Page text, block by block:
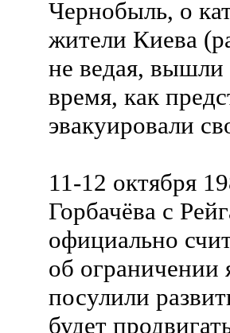
Чернобыль, о
жители Киева
не ведая,
время, как
эвакуировали
11-12 октября
Горбачёва с
официально
об
посулили
будет